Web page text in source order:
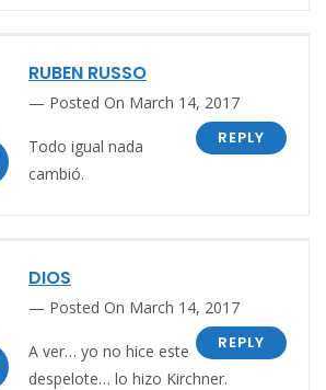
RUBEN RUSSO
Posted On March 14, 2017
REPLY
Todo igual nada
cambió.
DIOS
Posted On March 14, 2017
REPLY
A ver… yo no hice este
despelote… lo hizo Kirchner.